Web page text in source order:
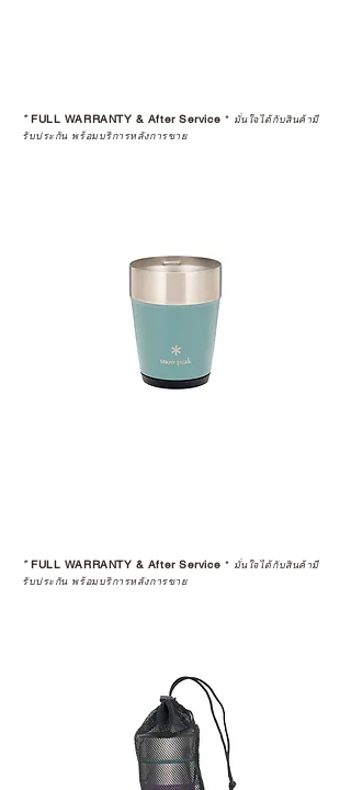
*FULL WARRANTY & After Service * มั่นใจได้กับสินค้ามี
รับประกัน พร้อมบริการหลังการขาย
*FULL WARRANTY & After Service * มั่นใจได้กับสินค้ามี
รับประกัน พร้อมบริการหลังการขาย